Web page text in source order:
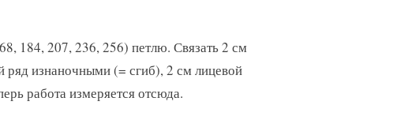
184, 207, 236, 256) петлю. Связать 2 см
ряд изнаночными (= сгиб), 2 см лицевой
работа измеряется отсюда.